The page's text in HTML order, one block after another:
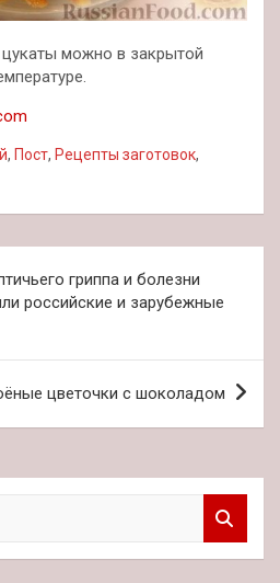
можно в закрытой
, Пост, Рецепты заготовок,
гриппа и болезни
российские и зарубежные
цветочки с шоколадом